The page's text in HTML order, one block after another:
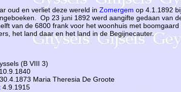
oud en verliet deze wereld inZomergem op 4.1.1892
Op 23 juni 1892 werd aangifte gedaan van
van de 6800 frank voor het woonhuis met
het land daar en het land in de Begijnecauter.
(B VIII 3)
Maria Theresia De Groote
4.9.1915